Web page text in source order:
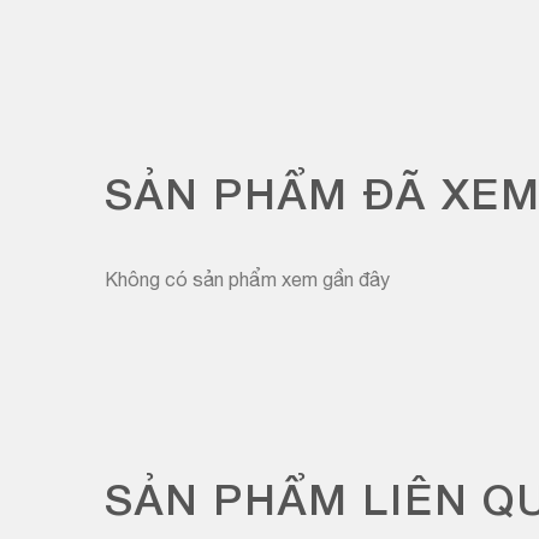
SẢN PHẨM ĐÃ XEM
Không có sản phẩm xem gần đây
SẢN PHẨM LIÊN